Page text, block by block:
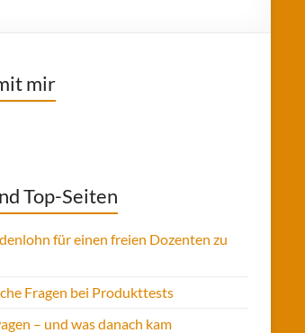
mir
Top-Seiten
für einen freien Dozenten zu
Fragen bei Produkttests
– und was danach kam